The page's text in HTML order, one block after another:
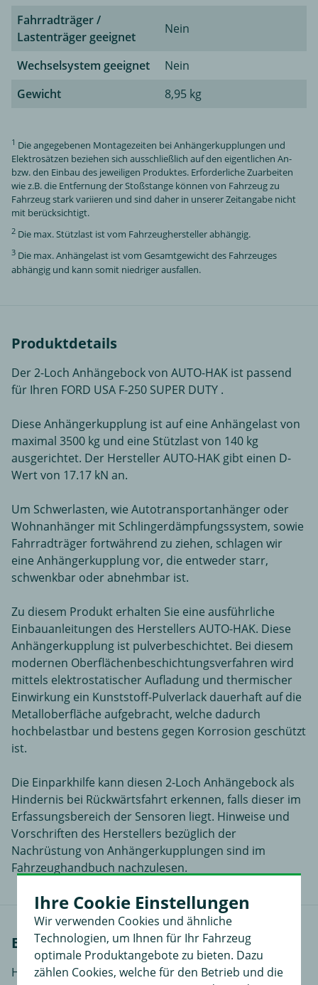
Fahrradträger /
Lastenträger geeignet
Nein
Wechselsystem geeignet
Nein
Gewicht
8,95 kg
1 Die angegebenen Montagezeiten bei Anhängerkupplungen und
Elektrosätzen beziehen sich ausschließlich auf den eigentlichen An-
bzw. den Einbau des jeweiligen Produktes. Erforderliche Zuarbeiten
wie z.B. die Entfernung der Stoßstange können von Fahrzeug zu
Fahrzeug stark variieren und sind daher in unserer Zeitangabe nicht
mit berücksichtigt.
2 Die max. Stützlast ist vom Fahrzeughersteller abhängig.
3 Die max. Anhängelast ist vom Gesamtgewicht des Fahrzeuges
abhängig und kann somit niedriger ausfallen.
Produktdetails
Der 2-Loch Anhängebock von AUTO-HAK ist passend
für Ihren FORD USA F-250 SUPER DUTY .
Diese Anhängerkupplung ist auf eine Anhängelast von
maximal 3500 kg und eine Stützlast von 140 kg
ausgerichtet. Der Hersteller AUTO-HAK gibt einen D-
Wert von 17.17 kN an.
Um Schwerlasten, wie Autotransportanhänger oder
Wohnanhänger mit Schlingerdämpfungssystem, sowie
Fahrradträger fortwährend zu ziehen, schlagen wir
eine Anhängerkupplung vor, die entweder starr,
schwenkbar oder abnehmbar ist.
Zu diesem Produkt erhalten Sie eine ausführliche
Einbauanleitungen des Herstellers AUTO-HAK. Diese
Anhängerkupplung ist pulverbeschichtet. Bei diesem
modernen Oberflächenbeschichtungsverfahren wird
mittels elektrostatischer Aufladung und thermischer
Einwirkung ein Kunststoff-Pulverlack dauerhaft auf die
Metalloberfläche aufgebracht, welche dadurch
hochbelastbar und bestens gegen Korrosion geschützt
ist.
Die Einparkhilfe kann diesen 2-Loch Anhängebock als
Hindernis bei Rückwärtsfahrt erkennen, falls dieser im
Erfassungsbereich der Sensoren liegt. Hinweise und
Vorschriften des Herstellers bezüglich der
Nachrüstung von Anhängerkupplungen sind im
Fahrzeughandbuch nachzulesen.
Einbauanleitungen
Hier finden Sie Einbauanleitungen in verschiedenen
Ihre Cookie Einstellungen
Wir verwenden Cookies und ähnliche
Technologien, um Ihnen für Ihr Fahrzeug
optimale Produktangebote zu bieten. Dazu
zählen Cookies, welche für den Betrieb und die